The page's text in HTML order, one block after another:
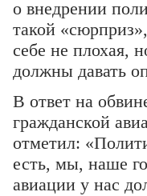
о внедрении
такой
себе не плохая,
должны давать
В ответ на
гражданской
отметил:
есть, мы, наше
авиации у нас